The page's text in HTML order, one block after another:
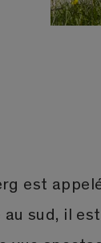
est
sud, il est